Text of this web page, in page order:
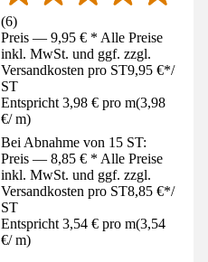
(6)
Preis — 9,95 € * Alle Preise
inkl. MwSt. und ggf. zzgl.
Versandkosten pro ST9,95 €*/
ST
Entspricht 3,98 € pro m(3,98
€/ m)
Bei Abnahme von 15 ST:
Preis — 8,85 € * Alle Preise
inkl. MwSt. und ggf. zzgl.
Versandkosten pro ST8,85 €*/
ST
Entspricht 3,54 € pro m(3,54
€/ m)